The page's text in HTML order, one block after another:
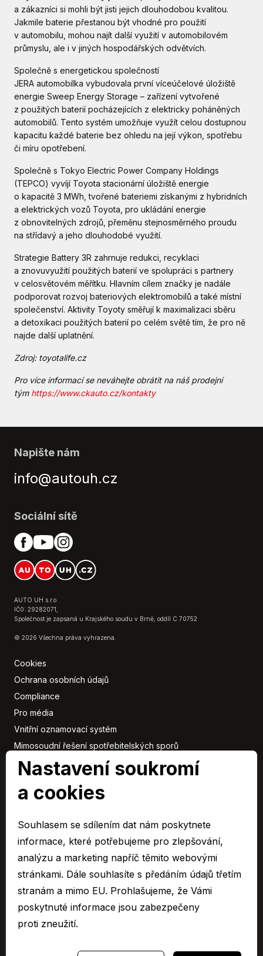
a zákazníci si mohli být jisti jejich dlouhodobou kvalitou.
Jakmile baterie přestanou být vhodné pro použití
v automobilu, mohou najít další využití v automobilovém
průmyslu, ale i v jiných hospodářských odvětvích.
Společně s energetickou společností
JERA automobilka vybudovala první víceúčelové úložiště
energie Sweep Energy Storage – zařízení vytvořené
z použitých baterií pocházejících z elektricky poháněných
automobilů. Tento systém umožňuje využít celou dostupnou
kapacitu každé baterie bez ohledu na její výkon, spotřebu
či míru opotřebení.
Společně s Tokyo Electric Power Company Holdings
(TEPCO) vyvíjí Toyota stacionární úložiště energie
o kapacitě 3 MWh, tvořené bateriemi získanými z hybridních
a elektrických vozů Toyota, pro ukládání energie
z obnovitelných zdrojů, přeměnu stejnosměrného proudu
na střídavý a jeho dlouhodobé využití.
Strategie Battery 3R zahrnuje redukci, recyklaci
a znovuvyužití použitých baterií ve spolupráci s partnery
v celosvětovém měřítku. Hlavním cílem značky je nadále
podporovat rozvoj bateriových elektromobilů a také místní
společenství. Aktivity Toyoty směřují k maximalizaci sběru
a detoxikaci použitých baterií po celém světě tím, že pro ně
najde další uplatnění.
Zdroj: toyotalife.cz
Pro více informací se neváhejte obrátit na náš prodejní
tým https://www.ckauto.cz/kontakty
AUTO UH s.r.o.
IČ0: 29282071,
Společnost je zapsaná u Krajského soudu v Brně, oddíl C 70752
© 2026 Všechna práva vyhrazena.
Cookies
Ochrana osobních údajů
Compliance
Pro média
Vnitřní oznamovací systém
Mimosoudní řešení spotřebitelských sporů
Sbírka listin
Napište nám
info@autouh.cz
Sociální sítě
Členové
ARAVER CZ člen skupiny AUTO UH s.r.o.
EURO CAR Zlín člen skupiny AUTO UH s.r.o.
C&K člen skupiny AUTO UH a.s.
AUTO JIHLAVA člen skupiny AUTO UH s.r.o.
Autospol člen skupiny AUTO UH s.r.o.
Autospol Chery
Více …
Nastavení soukromí
a cookies
Souhlasem se sdílením dat nám poskytnete
informace, které potřebujeme pro zlepšování,
analýzu a marketing napříč těmito webovými
stránkami. Dále souhlasíte s předáním údajů třetím
stranám a mimo EU. Prohlašujeme, že Vámi
poskytnuté informace jsou zabezpečeny
proti zneužití.